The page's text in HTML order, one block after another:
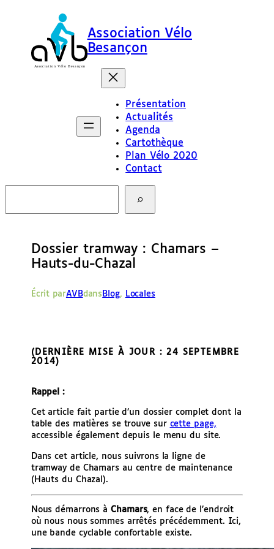
Association Vélo
Besançon
Présentation
Actualités
Agenda
Cartothèque
Plan Vélo 2020
Contact
c
Dossier tramway : Chamars –
Hauts-du-Chazal
Écrit parAVBdans Blog, Locales
(DERNIÈRE MISE À JOUR : 24 SEPTEMBRE
2014)
Rappel :
Cet article fait partie d’un dossier complet dont la
table des matières se trouve sur cette page,
accessible également depuis le menu du site.
Dans cet article, nous suivrons la ligne de
tramway de Chamars au centre de maintenance
(Hauts du Chazal).
Nous démarrons àChamars, en face de l’endroit
où nous nous sommes arrêtés précédemment. Ici,
une bande cyclable confortable existe.